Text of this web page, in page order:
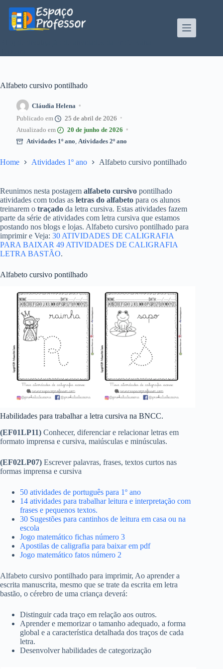
para
conteúdo
Alfabeto cursivo pontilhado
Cláudia Helena
25 de abril de 2026
20 de junho de 2026
Atividades 1º ano, Atividades 2º ano
Home Atividades 1º ano Alfabeto cursivo pontilhado
Reunimos nesta postagem alfabeto cursivo pontilhado
atividades com todas as letras do alfabeto para os alunos
treinarem o traçado da letra cursiva. Estas atividades fazem
parte da série de atividades com letra cursiva que estamos
postando nos blogs e lojas. Alfabeto cursivo pontilhado para
imprimir e Veja: 30 ATIVIDADES DE CALIGRAFIA
PARA BAIXAR 49 ATIVIDADES DE CALIGRAFIA
LETRA BASTÃO.
Alfabeto cursivo pontilhado
Habilidades para trabalhar a letra cursiva na BNCC.
(EF01LP11) Conhecer, diferenciar e relacionar letras em
formato imprensa e cursiva, maiúsculas e minúsculas.
(EF02LP07) Escrever palavras, frases, textos curtos nas
formas imprensa e cursiva
50 atividades de português para 1º ano
14 atividades para trabalhar leitura e interpretação com
frases e pequenos textos.
30 Sugestões para cantinhos de leitura em casa ou na
escola
Jogo matemático fichas número 3
Apostilas de caligrafia para baixar em pdf
Jogo matemático fatos número 2
Alfabeto cursivo pontilhado para imprimir, Ao aprender a
escrita manuscrita, mesmo que se trate da escrita em letra
bastão, o cérebro de uma criança deverá:
Distinguir cada traço em relação aos outros.
Aprender e memorizar o tamanho adequado, a forma
global e a característica detalhada dos traços de cada
letra.
Desenvolver habilidades de categorização